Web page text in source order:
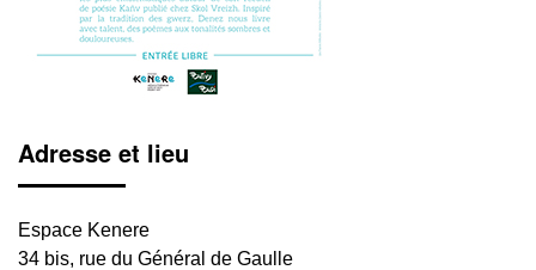
Adresse et lieu
Espace Kenere
34 bis, rue du Général de Gaulle